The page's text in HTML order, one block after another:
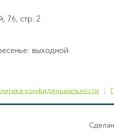
76, стр. 2
выходной
конфиденциальности